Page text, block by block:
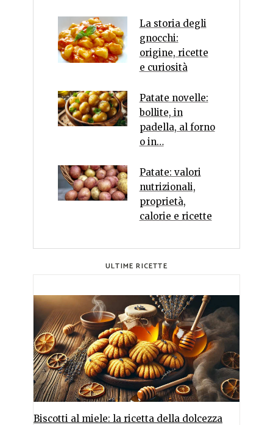
La storia degli
gnocchi:
origine, ricette
e curiosità
Patate novelle:
bollite, in
padella, al forno
o in…
Patate: valori
nutrizionali,
proprietà,
calorie e ricette
ULTIME RICETTE
Biscotti al miele: la ricetta della dolcezza